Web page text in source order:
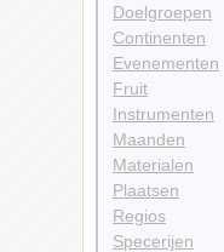
Doelgroepen
Continenten
Evenementen
Fruit
Instrumenten
Maanden
Materialen
Plaatsen
Regios
Specerijen